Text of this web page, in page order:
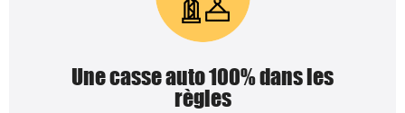
Une casse auto 100% dans les
règles